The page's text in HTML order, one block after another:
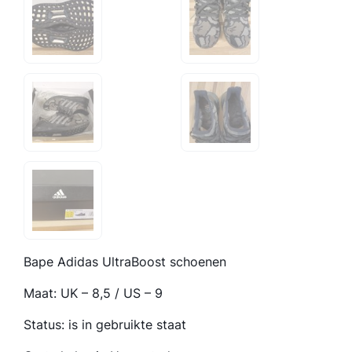
Bape Adidas UltraBoost schoenen
Maat: UK – 8,5 / US – 9
Status: is in gebruikte staat